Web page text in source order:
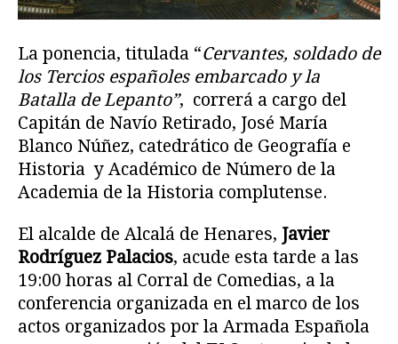
La ponencia, titulada “Cervantes, soldado de
los Tercios españoles embarcado y la
Batalla de Lepanto”, correrá a cargo del
Capitán de Navío Retirado, José María
Blanco Núñez, catedrático de Geografía e
Historia y Académico de Número de la
Academia de la Historia complutense.
El alcalde de Alcalá de Henares, Javier
Rodríguez Palacios, acude esta tarde a las
19:00 horas al Corral de Comedias, a la
conferencia organizada en el marco de los
actos organizados por la Armada Española